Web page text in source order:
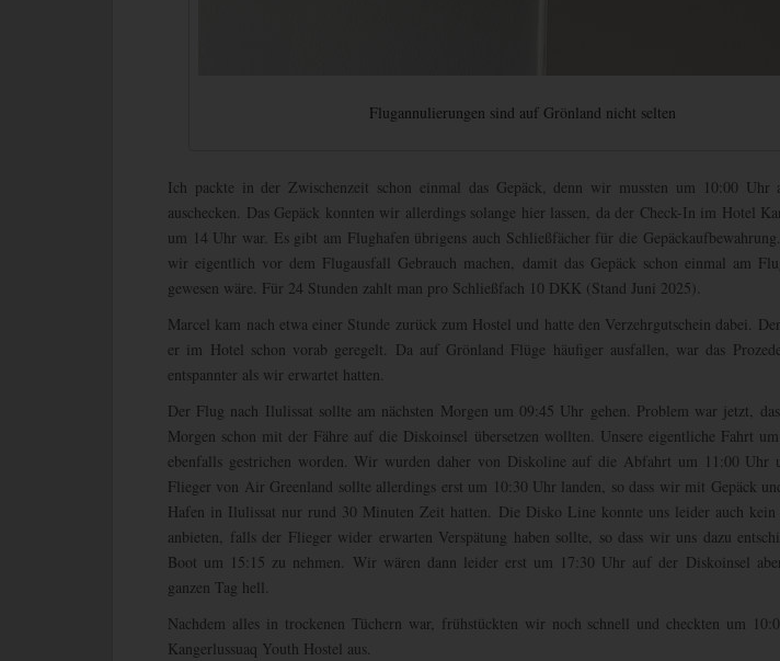
Flugannulierungen sind auf Grönland nicht selten
Ich packte in der Zwischenzeit schon einmal das Gepäck, denn wir mussten um 10:00 Uhr
auschecken. Das Gepäck konnten wir allerdings solange hier lassen, da der Check-In im Hotel
um 14 Uhr war. Es gibt am Flughafen übrigens auch Schließfächer für die
wir eigentlich vor dem Flugausfall Gebrauch machen, damit das Gepäck schon einmal am
gewesen wäre. Für 24 Stunden zahlt man pro Schließfach 10 DKK (Stand Juni 2025).
Marcel kam nach etwa einer Stunde zurück zum Hostel und hatte den Verzehrgutschein dabei.
er im Hotel schon vorab geregelt. Da auf Grönland Flüge häufiger ausfallen, war das
entspannter als wir erwartet hatten.
Der Flug nach Ilulissat sollte am nächsten Morgen um 09:45 Uhr gehen. Problem war jetzt,
Morgen schon mit der Fähre auf die Diskoinsel übersetzen wollten. Unsere eigentliche Fahrt
ebenfalls gestrichen worden. Wir wurden daher von Diskoline auf die Abfahrt um 11:00 Uhr
Flieger von Air Greenland sollte allerdings erst um 10:30 Uhr landen, so dass wir mit Gepäck
Hafen in Ilulissat nur rund 30 Minuten Zeit hatten. Die Disko Line konnte uns leider auch
anbieten, falls der Flieger wider erwarten Verspätung haben sollte, so dass wir uns dazu
Boot um 15:15 zu nehmen. Wir wären dann leider erst um 17:30 Uhr auf der Diskoinsel
ganzen Tag hell.
Nachdem alles in trockenen Tüchern war, frühstückten wir noch schnell und checkten um
Kangerlussuaq Youth Hostel aus.